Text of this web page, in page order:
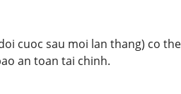
cuoc sau moi lan thang) co
an toan tai chinh.